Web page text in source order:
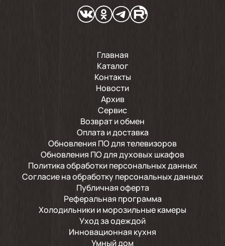
Главная
Каталог
Контакты
Новости
Архив
Сервис
Возврат и обмен
Оплата и доставка
Обновления ПО для телевизоров
Обновления ПО для духовых шкафов
Политика обработки персональных данных
Согласие на обработку персональных данных
Публичная оферта
Реферальная программа
Холодильники и морозильные камеры
Уход за одеждой
Инновационная кухня
Умный дом